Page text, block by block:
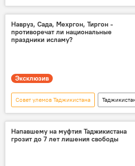
Происшествия, ЧП, криминал
Верховный суд Таджикистана
Саидмукаррам Абдулкодирзода
Навруз, Сада, Мехргон, Тиргон -
противоречат ли национальные
праздники исламу?
Эксклюзив
Совет улемов Таджикистана
Какой сегодня праздник: календарь
Празднование Навруза-2026
Религия
Навруз
Напавшему на муфтия Таджикистана
грозит до 7 лет лишения свободы